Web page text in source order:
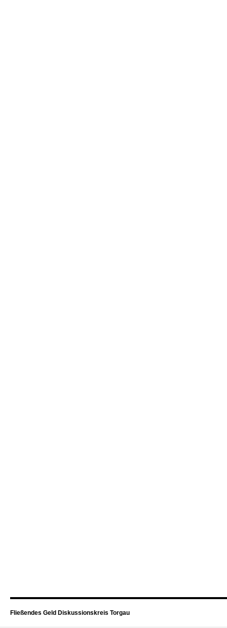
Fließendes Geld Diskussionskreis Torgau